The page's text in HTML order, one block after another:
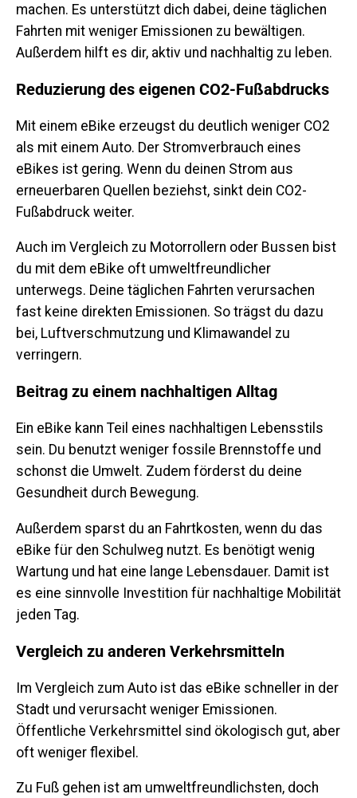
machen. Es unterstützt dich dabei, deine täglichen
Fahrten mit weniger Emissionen zu bewältigen.
Außerdem hilft es dir, aktiv und nachhaltig zu leben.
Reduzierung des eigenen CO2-Fußabdrucks
Mit einem eBike erzeugst du deutlich weniger CO2
als mit einem Auto. Der Stromverbrauch eines
eBikes ist gering. Wenn du deinen Strom aus
erneuerbaren Quellen beziehst, sinkt dein CO2-
Fußabdruck weiter.
Auch im Vergleich zu Motorrollern oder Bussen bist
du mit dem eBike oft umweltfreundlicher
unterwegs. Deine täglichen Fahrten verursachen
fast keine direkten Emissionen. So trägst du dazu
bei, Luftverschmutzung und Klimawandel zu
verringern.
Beitrag zu einem nachhaltigen Alltag
Ein eBike kann Teil eines nachhaltigen Lebensstils
sein. Du benutzt weniger fossile Brennstoffe und
schonst die Umwelt. Zudem förderst du deine
Gesundheit durch Bewegung.
Außerdem sparst du an Fahrtkosten, wenn du das
eBike für den Schulweg nutzt. Es benötigt wenig
Wartung und hat eine lange Lebensdauer. Damit ist
es eine sinnvolle Investition für nachhaltige Mobilität
jeden Tag.
Vergleich zu anderen Verkehrsmitteln
Im Vergleich zum Auto ist das eBike schneller in der
Stadt und verursacht weniger Emissionen.
Öffentliche Verkehrsmittel sind ökologisch gut, aber
oft weniger flexibel.
Zu Fuß gehen ist am umweltfreundlichsten, doch